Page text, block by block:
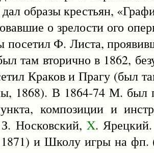
образы крестьян,
о зрелости ого
Ф. Листа,
там вторично в 1862,
Краков и Прагу (был
1868). В 1864-74 М. был
композиции и
Носковский, X.
и Школу игры на фп.